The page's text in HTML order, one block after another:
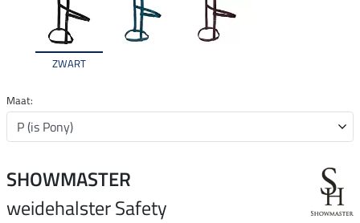
ZWART
Maat:
SHOWMASTER
weidehalster Safety